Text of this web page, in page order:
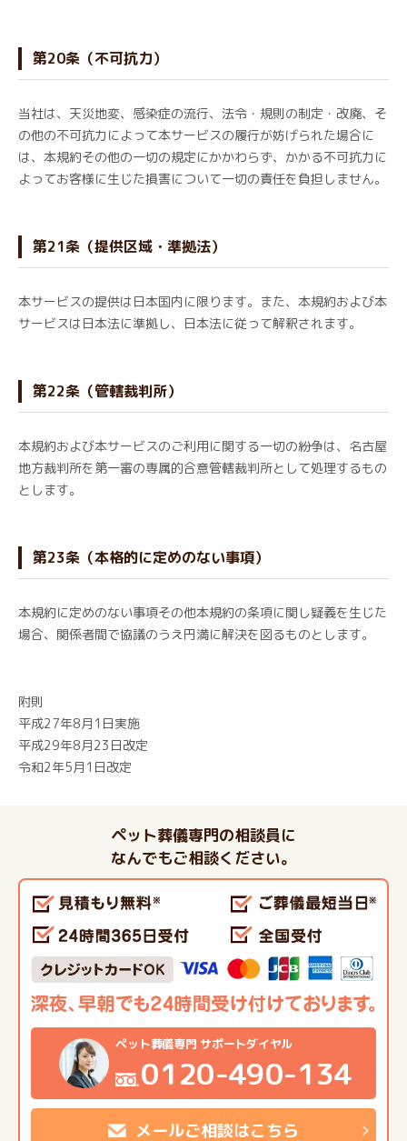
第20条（不可抗力）
当社は、天災地変、感染症の流行、法令・規則の制定・改廃、そ
の他の不可抗力によって本サービスの履行が妨げられた場合に
は、本規約その他の一切の規定にかかわらず、かかる不可抗力に
よってお客様に生じた損害について一切の責任を負担しません。
第21条（提供区域・準拠法）
本サービスの提供は日本国内に限ります。また、本規約および本
サービスは日本法に準拠し、日本法に従って解釈されます。
第22条（管轄裁判所）
本規約および本サービスのご利用に関する一切の紛争は、名古屋
地方裁判所を第一審の専属的合意管轄裁判所として処理するもの
とします。
第23条（本格的に定めのない事項）
本規約に定めのない事項その他本規約の条項に関し疑義を生じた
場合、関係者間で協議のうえ円満に解決を図るものとします。
附則
平成27年8月1日実施
平成29年8月23日改定
令和2年5月1日改定
ペット葬儀専門の相談員に
なんでもご相談ください。
メールご相談はこちら
ペット葬儀専門 サポートダイヤル
0120-490-134